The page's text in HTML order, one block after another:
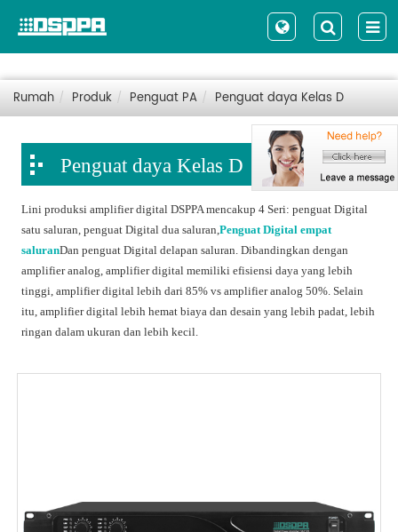
Rumah Produk Penguat PA Penguat daya Kelas D
Penguat daya Kelas D
Lini produksi amplifier digital DSPPA mencakup 4 Seri: penguat Digital
satu saluran, penguat Digital dua saluran,Penguat Digital empat
saluranDan penguat Digital delapan saluran. Dibandingkan dengan
amplifier analog, amplifier digital memiliki efisiensi daya yang lebih
tinggi, amplifier digital lebih dari 85% vs amplifier analog 50%. Selain
itu, amplifier digital lebih hemat biaya dan desain yang lebih padat, lebih
ringan dalam ukuran dan lebih kecil.